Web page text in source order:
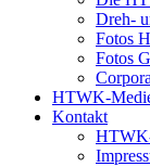
Dreh-
Fotos
Fotos
HTWK-
Kontakt